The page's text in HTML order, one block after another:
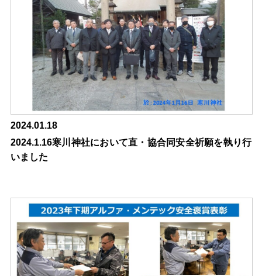
2024.01.18
2024.1.16寒川神社において直・協合同安全祈願を執り行
いました